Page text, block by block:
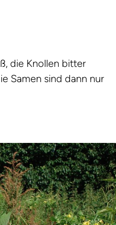
die Knollen bitter
Samen sind dann nur